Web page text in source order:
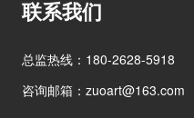
联系我们
总监热线：180-2628-5918
咨询邮箱：zuoart@163.com